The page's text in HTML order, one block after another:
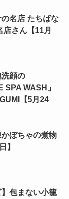
の名店 たちばな
店さん【11月
洗顔の
SPA WASH」
【5月24
かぼちゃの煮物
】
】包まない小籠